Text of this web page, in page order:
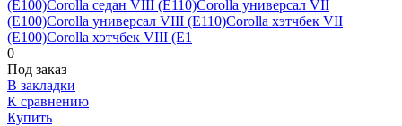
(E100)Corolla седан VIII (E110)Corolla универсал VII
(E100)Corolla универсал VIII (E110)Corolla хэтчбек VII
(E100)Corolla хэтчбек VIII (E1
0
Под заказ
В закладки
К сравнению
Купить